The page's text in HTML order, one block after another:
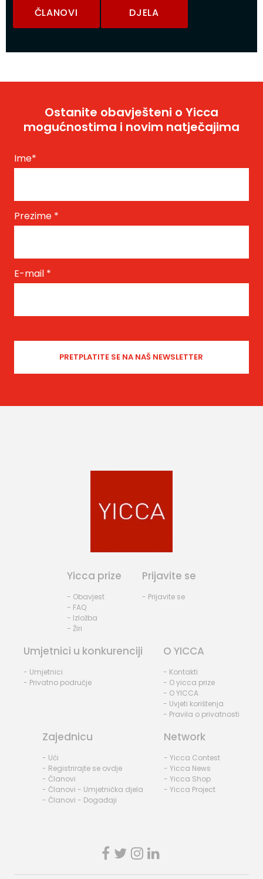
ČLANOVI DJELA
Ostanite obavješteni o Yicca
mogućnostima i novim natječajima
Ime*
Prezime *
E-mail *
Yicca prize
- Obavjest
- FAQ
- Izložba
- Žiri
Prijavite se
- Prijavite se
Umjetnici u konkurenciji
- Umjetnici
- Privatno područje
O YICCA
- Kontakti
- O yicca prize
- O YICCA
- Uvjeti korištenja
- Pravila o privatnosti
Zajednicu
- Ući
- Registrirajte se ovdje
- Članovi
- Članovi - Umjetnička djela
- Članovi - Događaji
Network
- Yicca Contest
- Yicca News
- Yicca Shop
- Yicca Project